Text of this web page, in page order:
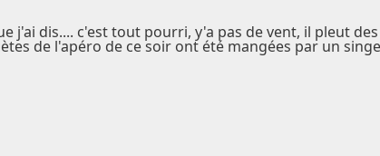
j'ai dis.... c'est tout pourri, y'a pas de vent, il pleut
de l'apéro de ce soir ont été mangées par un